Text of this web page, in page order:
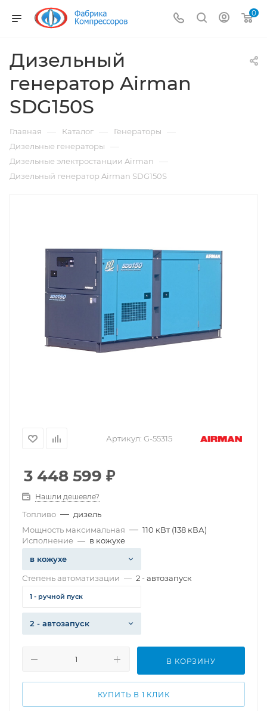
0
Дизельный
генератор Airman
SDG150S
Главная — Каталог — Генераторы —
Дизельные генераторы —
Дизельные электростанции Airman —
Дизельный генератор Airman SDG150S
Артикул: G-55315
3 448 599 ₽
Нашли дешевле?
Топливо — дизель
Мощность максимальная — 110 кВт (138 кВА)
Исполнение — в кожухе
в кожухе
Степень автоматизации — 2 - автозапуск
1 - ручной пуск
2 - автозапуск
В КОРЗИНУ
КУПИТЬ В 1 КЛИК